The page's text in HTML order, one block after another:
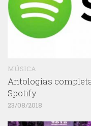
MÚSICA
Antologías
Spotify
23/08/2018